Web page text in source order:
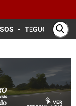
TEGUCIGALPA